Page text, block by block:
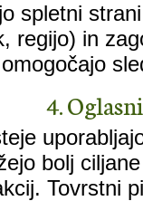
spletni
regijo) in
4.
bolj
Tovrstni